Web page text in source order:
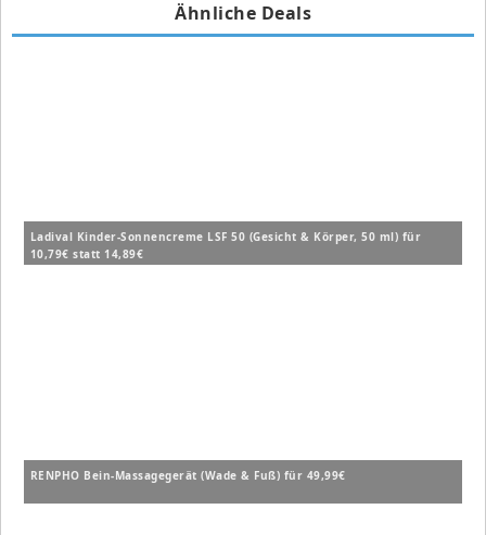
Ähnliche Deals
Ladival Kinder-Sonnencreme LSF 50 (Gesicht & Körper, 50 ml) für
10,79€ statt 14,89€
RENPHO Bein-Massagegerät (Wade & Fuß) für 49,99€